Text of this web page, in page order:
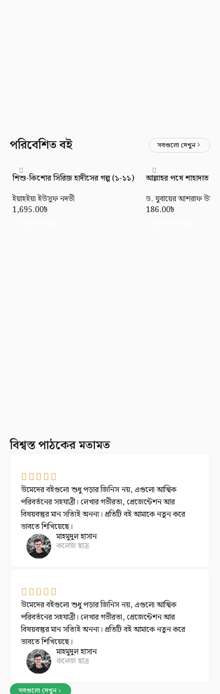
পরিবেশিত বই সবগুলো দেখুন
শিশু-কিশোর সিরিজ হাদীসের গল্প (১-১১)
ইয়াহইয়া ইউসুফ নদভী
1,695.00৳
আল্লাহর পথে শাহাদাত
ড. যুবায়ের আশরাফ
186.00৳
বিশ্বস্ত পাঠকের মতামত
উমেদের বইগুলো শুধু পড়ার জিনিস নয়, এগুলো আত্মিক
পরিবর্তনের সহযাত্রী। লেখার গভীরতা, প্রেজেন্টেশন আর
বিষয়বস্তুর মান সত্যিই অনন্য। প্রতিটি বই আমাকে নতুন করে
ভাবতে শিখিয়েছে।
মাহমুদুল হাসান
কলেজ ছাত্র
উমেদের বইগুলো শুধু পড়ার জিনিস নয়, এগুলো আত্মিক
পরিবর্তনের সহযাত্রী। লেখার গভীরতা, প্রেজেন্টেশন আর
বিষয়বস্তুর মান সত্যিই অনন্য। প্রতিটি বই আমাকে নতুন করে
ভাবতে শিখিয়েছে।
মাহমুদুল হাসান
কলেজ ছাত্র
সবগুলো দেখুন